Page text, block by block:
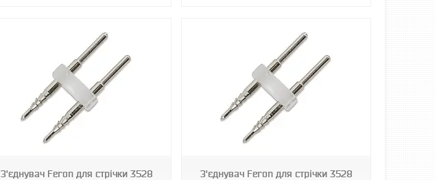
З'єднувач Feron для стрічки 3528
З'єднувач Feron для стрічки 3528